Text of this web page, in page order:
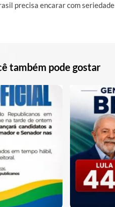
precisa encarar com seriedade
também pode gostar